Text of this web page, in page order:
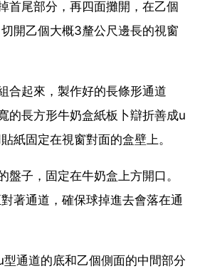
首尾部分，再四面攤開，在乙個
開乙個大概3釐公尺邊長的視窗
合起來，製作好的長條形通道
的長方形牛奶盒紙板卜辯折善成u
紙固定在視窗對面的盒壁上。
盤子，固定在牛奶盒上方開口。
著通道，確保球掉進去會落在通
通道的底和乙個側面的中間部分